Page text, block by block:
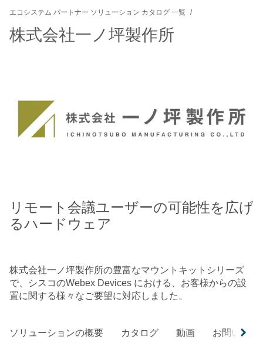
エコシステム パートナー ソリューション カタログ 一覧
株式会社一ノ坪製作所
リモート会議ユーザーの可能性を広げ
るハードウェア
株式会社一ノ坪製作所の豊富なマウントキットシリーズ
で、シスコのWebex Devices における、お客様からの設
置に関する様々なご要望に対応しました。
ソリューションの概要 カタログ 動画 お問い合わ